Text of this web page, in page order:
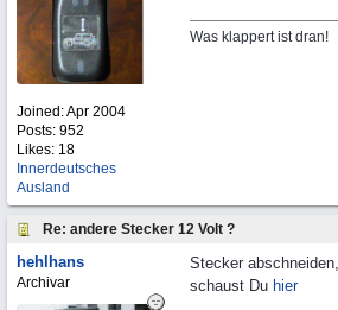
Joined:Apr 2004
Posts: 952
Likes: 18
Innerdeutsches
Ausland
Was klappert ist dran!
Re: andere Stecker 12 Volt ?
hehlhans
Archivar
Stecker
schaust Du hier